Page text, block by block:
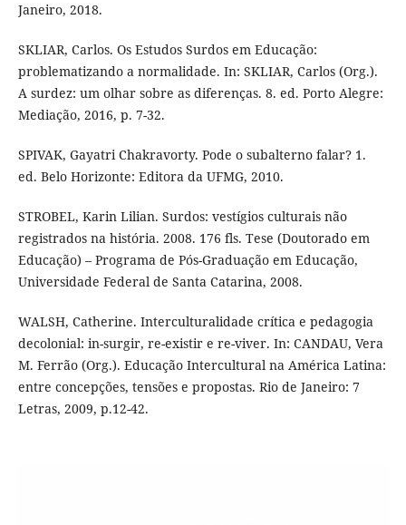
Janeiro, 2018.
SKLIAR, Carlos. Os Estudos Surdos em Educação:
problematizando a normalidade. In: SKLIAR, Carlos (Org.).
A surdez: um olhar sobre as diferenças. 8. ed. Porto Alegre:
Mediação, 2016, p. 7-32.
SPIVAK, Gayatri Chakravorty. Pode o subalterno falar? 1.
ed. Belo Horizonte: Editora da UFMG, 2010.
STROBEL, Karin Lilian. Surdos: vestígios culturais não
registrados na história. 2008. 176 fls. Tese (Doutorado em
Educação) – Programa de Pós-Graduação em Educação,
Universidade Federal de Santa Catarina, 2008.
WALSH, Catherine. Interculturalidade crítica e pedagogia
decolonial: in-surgir, re-existir e re-viver. In: CANDAU, Vera
M. Ferrão (Org.). Educação Intercultural na América Latina:
entre concepções, tensões e propostas. Rio de Janeiro: 7
Letras, 2009, p.12-42.